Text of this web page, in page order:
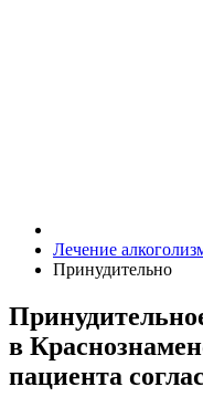
Лечение
Принудительно
в
пациента